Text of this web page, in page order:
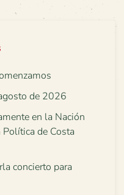
de 2026
en la Nación
de Costa
concierto para